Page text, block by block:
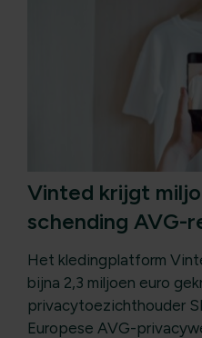
Vinted krijgt
schending AVG-
Het kledingplatform
bijna 2,3 miljoen euro
privacytoezichthouder
Europese AVG-